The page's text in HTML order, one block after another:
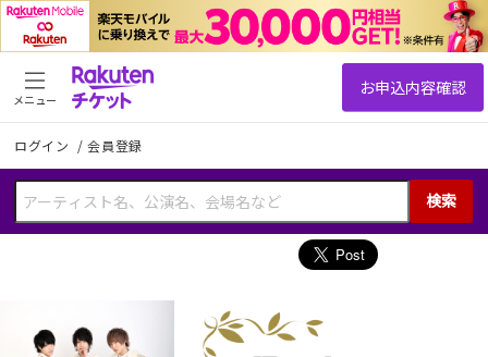
ログイン /会員登録
検索
メニュー